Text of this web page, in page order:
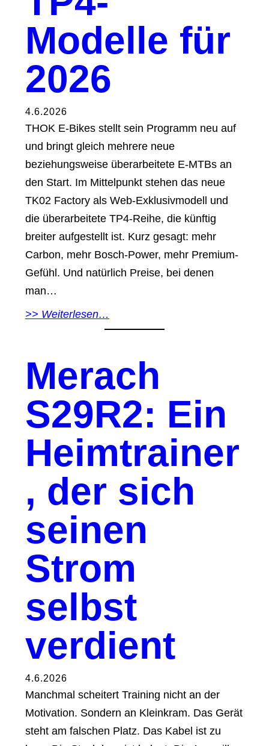
Modelle für
2026
4.6.2026
THOK E-Bikes stellt sein Programm neu auf
und bringt gleich mehrere neue
beziehungsweise überarbeitete E-MTBs an
den Start. Im Mittelpunkt stehen das neue
TK02 Factory als Web-Exklusivmodell und
die überarbeitete TP4-Reihe, die künftig
breiter aufgestellt ist. Kurz gesagt: mehr
Carbon, mehr Bosch-Power, mehr Premium-
Gefühl. Und natürlich Preise, bei denen
man…
>> Weiterlesen…
Merach
S29R2: Ein
Heimtrainer
, der sich
seinen
Strom
selbst
verdient
4.6.2026
Manchmal scheitert Training nicht an der
Motivation. Sondern an Kleinkram. Das Gerät
steht am falschen Platz. Das Kabel ist zu